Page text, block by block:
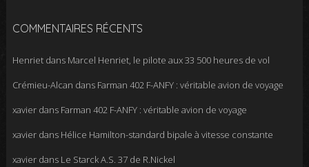
COMMENTAIRES RÉCENTS
Henrietdans Marcel Henriet, le pilote aux 33 500 heures de vol
Crémieu-Alcan dans Farman 402 F-ANFY : véritable avion de voyage
xavierdans Farman 402 F-ANFY : véritable avion de voyage
xavierdans Hélice Hamilton-standard bipale à vitesse constante
xavierdans Le Starck A.S. 37 de R.Nickel